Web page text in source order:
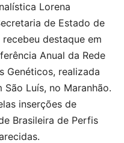
Lorena
de Estado de
recebeu destaque em
Anual da Rede
Genéticos, realizada
Luís, no Maranhão.
inserções de
Brasileira de Perfis